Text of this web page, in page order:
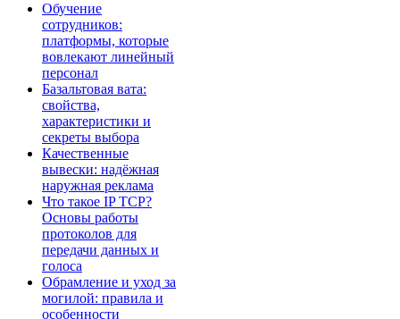
Обучение
сотрудников:
платформы, которые
вовлекают линейный
персонал
Базальтовая вата:
свойства,
характеристики и
секреты выбора
Качественные
вывески: надёжная
наружная реклама
Что такое IP TCP?
Основы работы
протоколов для
передачи данных и
голоса
Обрамление и уход за
могилой: правила и
особенности